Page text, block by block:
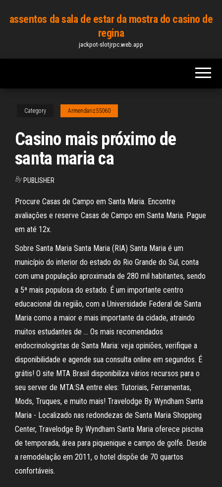
assentos da sala de estar da mostra do casino de
regina
jackpot-slotjrpc.web.app
Category Armendariz55060
Casino mais próximo de
santa maria ca
By PUBLISHER
Procure Casas de Campo em Santa Maria. Encontre
avaliações e reserve Casas de Campo em Santa Maria. Pague
em até 12x.
Sobre Santa Maria Santa Maria (RIA) Santa Maria é um
município do interior do estado do Rio Grande do Sul, conta
com uma população aproximada de 280 mil habitantes, sendo
a 5ª mais populosa do estado. É um importante centro
educacional da região, com a Universidade Federal de Santa
Maria como a maior e mais importante da cidade, atraindo
muitos estudantes de … Os mais recomendados
endocrinologistas de Santa Maria: veja opiniões, verifique a
disponibilidade e agende sua consulta online em segundos. É
grátis! O site MTA Brasil disponibiliza vários recursos para o
seu server de MTA:SA entre eles: Tutoriais, Ferramentas,
Mods, Truques, e muito mais! Travelodge By Wyndham Santa
Maria - Localizado nas redondezas de Santa Maria Shopping
Center, Travelodge By Wyndham Santa Maria oferece piscina
de temporada, área para piquenique e campo de golfe. Desde
a remodelação em 2011, o hotel dispõe de 70 quartos
confortáveis.